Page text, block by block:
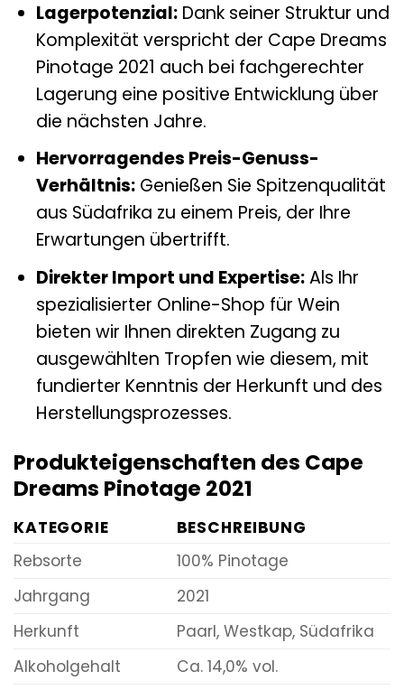
Lagerpotenzial:Dank seiner Struktur und
Komplexität verspricht der Cape Dreams
Pinotage 2021 auch bei fachgerechter
Lagerung eine positive Entwicklung über
die nächsten Jahre.
Hervorragendes Preis-Genuss-
Verhältnis:Genießen Sie Spitzenqualität
aus Südafrika zu einem Preis, der Ihre
Erwartungen übertrifft.
Direkter Import und Expertise:Als Ihr
spezialisierter Online-Shop für Wein
bieten wir Ihnen direkten Zugang zu
ausgewählten Tropfen wie diesem, mit
fundierter Kenntnis der Herkunft und des
Herstellungsprozesses.
Produkteigenschaften des Cape
Dreams Pinotage 2021
KATEGORIE
BESCHREIBUNG
Rebsorte
100% Pinotage
Jahrgang
2021
Herkunft
Paarl, Westkap, Südafrika
Alkoholgehalt
Ca. 14,0% vol.